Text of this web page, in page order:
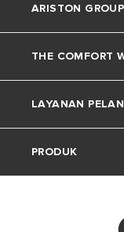
ARISTON GROUP
Tentang
Grup
Karir
THE COMFORT
Trik dan Kiat
Kehidupan
LAYANAN
Kontak
PRODUK